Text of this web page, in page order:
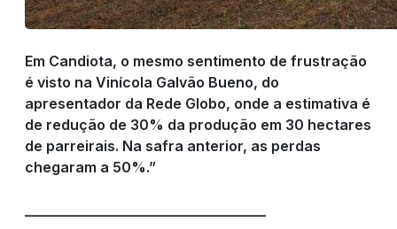
Em Candiota, o mesmo sentimento de frustração
é visto na Vinícola Galvão Bueno, do
apresentador da Rede Globo, onde a estimativa é
de redução de 30% da produção em 30 hectares
de parreirais. Na safra anterior, as perdas
chegaram a 50%.”